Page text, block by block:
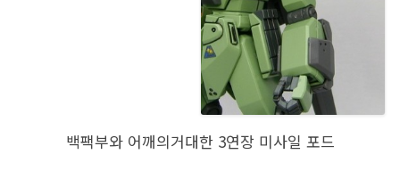
백팩부와 어깨의거대한 3연장 미사일 포드